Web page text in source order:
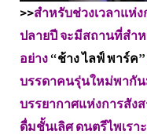
>>สำหรับช่วงเวลาแห่
ปลายปี จะมีสถานที่สำ
อย่าง“ช้าง ไลฟ์ พาร์ค”
บรรดาคนรุ่นใหม่พากัน
บรรยากาศแห่งการสัง
ดื่มชั้นเลิศ ดนตรีไพเร